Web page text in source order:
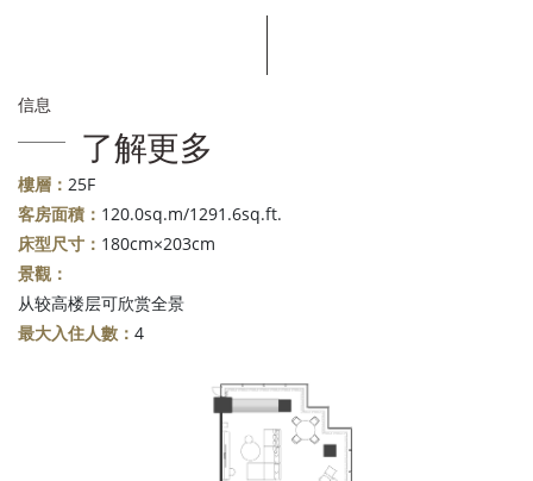
信息
了解更多
樓層： 25F
客房面積： 120.0sq.m/1291.6sq.ft.
床型尺寸： 180cm×203cm
景觀：
从较高楼层可欣赏全景
最大入住人數： 4